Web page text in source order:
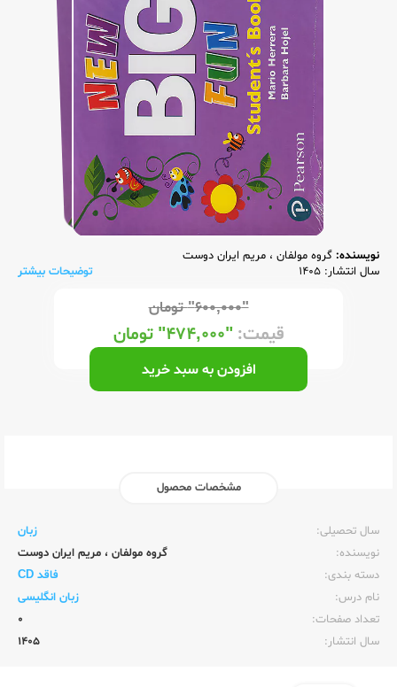
نویسنده: گروه مولفان ، مریم ایران دوست
سال انتشار: 1405
توضیحات بیشتر
"۶۰۰,۰۰۰" تومان
قیمت:"۴۷۴,۰۰۰" تومان
افزودن به سبد خرید
مشخصات محصول
سال تحصیلی:‌
زبان
نویسنده:‌
گروه مولفان ، مریم ایران دوست
دسته بندی:
فاقد CD
نام درس:
زبان انگلیسی
تعداد صفحات:‌
0
سال انتشار:‌
1405